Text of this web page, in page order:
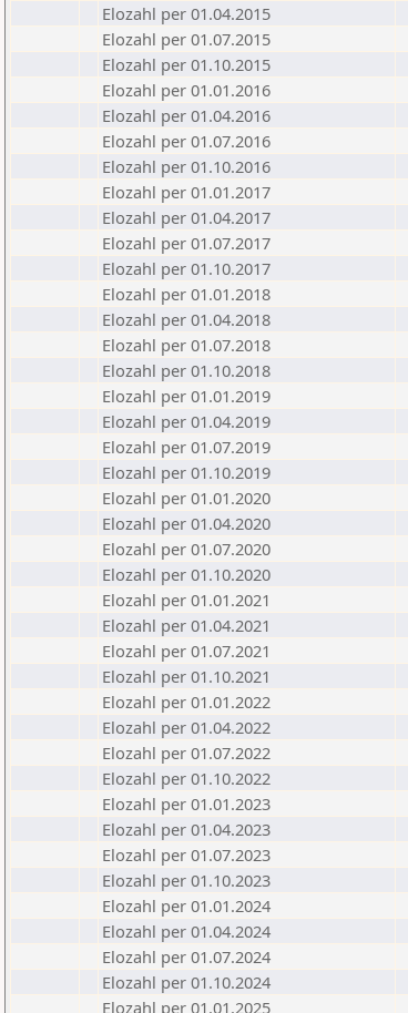
Elozahl per 01.04.2015
Elozahl per 01.07.2015
Elozahl per 01.10.2015
Elozahl per 01.01.2016
Elozahl per 01.04.2016
Elozahl per 01.07.2016
Elozahl per 01.10.2016
Elozahl per 01.01.2017
Elozahl per 01.04.2017
Elozahl per 01.07.2017
Elozahl per 01.10.2017
Elozahl per 01.01.2018
Elozahl per 01.04.2018
Elozahl per 01.07.2018
Elozahl per 01.10.2018
Elozahl per 01.01.2019
Elozahl per 01.04.2019
Elozahl per 01.07.2019
Elozahl per 01.10.2019
Elozahl per 01.01.2020
Elozahl per 01.04.2020
Elozahl per 01.07.2020
Elozahl per 01.10.2020
Elozahl per 01.01.2021
Elozahl per 01.04.2021
Elozahl per 01.07.2021
Elozahl per 01.10.2021
Elozahl per 01.01.2022
Elozahl per 01.04.2022
Elozahl per 01.07.2022
Elozahl per 01.10.2022
Elozahl per 01.01.2023
Elozahl per 01.04.2023
Elozahl per 01.07.2023
Elozahl per 01.10.2023
Elozahl per 01.01.2024
Elozahl per 01.04.2024
Elozahl per 01.07.2024
Elozahl per 01.10.2024
Elozahl per 01.01.2025